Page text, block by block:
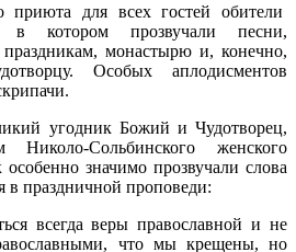
приюта для всех гостей обители
в котором прозвучали песни,
монастырю и, конечно,
Особых аплодисментов
угодник Божий и Чудотворец,
Николо-Сольбинского женского
значимо прозвучали слова
в праздничной проповеди:
всегда веры православной и не
что мы крещены, но